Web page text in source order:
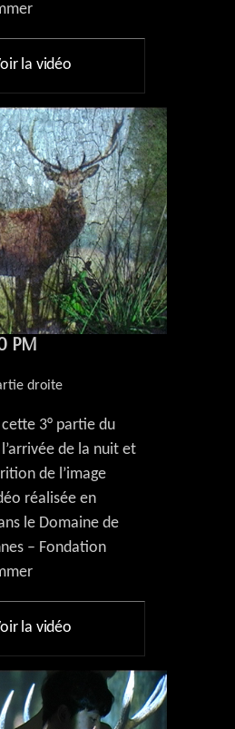
la vidéo
PM
droite
cette 3° partie du
de la nuit et
de l’image
réalisée en
le Domaine de
– Fondation
la vidéo